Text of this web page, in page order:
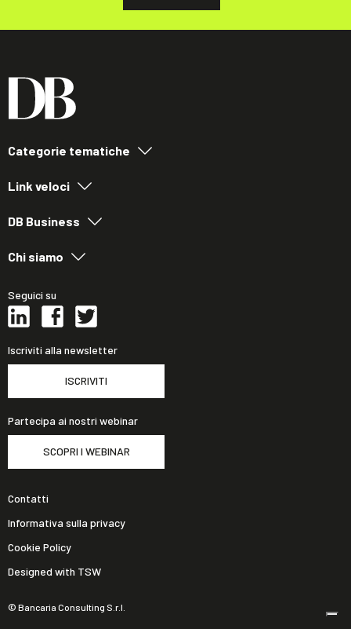
Categorie tematiche
Link veloci
DB Business
Chi siamo
Seguici su
Iscriviti alla newsletter
ISCRIVITI
Partecipa ai nostri webinar
SCOPRI I WEBINAR
© Bancaria Consulting S.r.l.
Contatti
Informativa sulla privacy
Cookie Policy
Designed with TSW